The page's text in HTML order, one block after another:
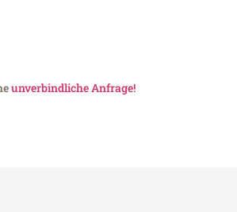
unverbindliche Anfrage!